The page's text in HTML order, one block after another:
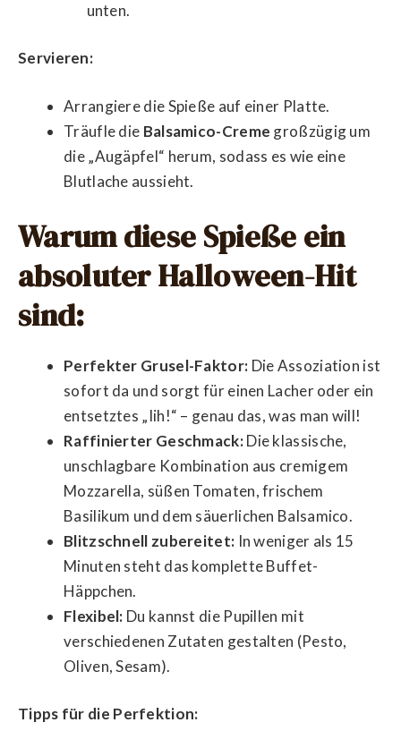
unten.
Servieren:
Arrangiere die Spieße auf einer Platte.
Träufle die Balsamico-Creme großzügig um
die „Augäpfel“ herum, sodass es wie eine
Blutlache aussieht.
Warum diese Spieße ein
absoluter Halloween-Hit
sind:
Perfekter Grusel-Faktor: Die Assoziation ist
sofort da und sorgt für einen Lacher oder ein
entsetztes „Iih!“ – genau das, was man will!
Raffinierter Geschmack:Die klassische,
unschlagbare Kombination aus cremigem
Mozzarella, süßen Tomaten, frischem
Basilikum und dem säuerlichen Balsamico.
Blitzschnell zubereitet: In weniger als 15
Minuten steht das komplette Buffet-
Häppchen.
Flexibel: Du kannst die Pupillen mit
verschiedenen Zutaten gestalten (Pesto,
Oliven, Sesam).
Tipps für die Perfektion: